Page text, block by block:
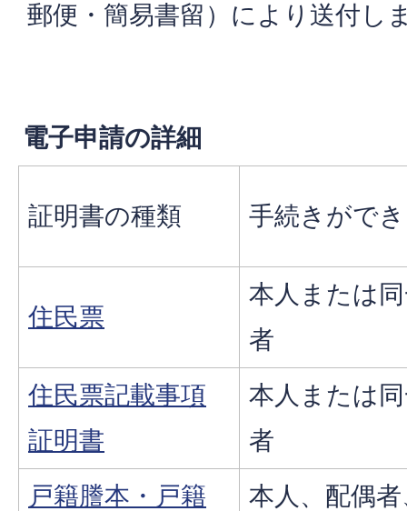
郵便・簡易書留）により送付し
電子申請の詳細
証明書の種類 手続きがで
住民票
本人または
者
住民票記載事項
証明書
本人または
者
戸籍謄本・戸籍
本人、配偶